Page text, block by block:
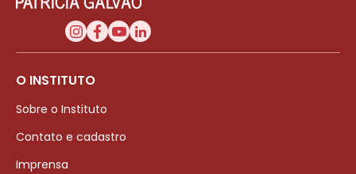
O INSTITUTO
Sobre o Instituto
Contato e cadastro
Imprensa